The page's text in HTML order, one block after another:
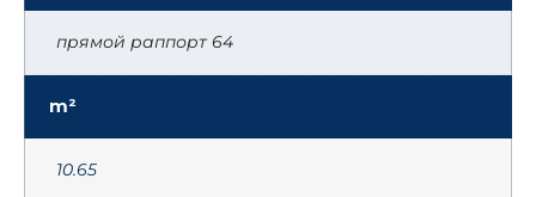
прямой раппорт 64
m²
10.65